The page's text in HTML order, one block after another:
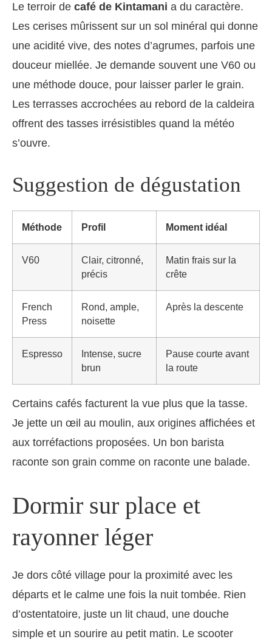
Le terroir de café de Kintamani a du caractère.
Les cerises mûrissent sur un sol minéral qui donne
une acidité vive, des notes d’agrumes, parfois une
douceur miellée. Je demande souvent une V60 ou
une méthode douce, pour laisser parler le grain.
Les terrasses accrochées au rebord de la caldeira
offrent des tasses irrésistibles quand la météo
s’ouvre.
Suggestion de dégustation
Méthode Profil Moment idéal
V60
Clair, citronné,
précis
Matin frais sur la
crête
French
Press
Rond, ample,
noisette
Après la descente
Espresso
Intense, sucre
brun
Pause courte avant
la route
Certains cafés facturent la vue plus que la tasse.
Je jette un œil au moulin, aux origines affichées et
aux torréfactions proposées. Un bon barista
raconte son grain comme on raconte une balade.
Dormir sur place et
rayonner léger
Je dors côté village pour la proximité avec les
départs et le calme une fois la nuit tombée. Rien
d’ostentatoire, juste un lit chaud, une douche
simple et un sourire au petit matin. Le scooter